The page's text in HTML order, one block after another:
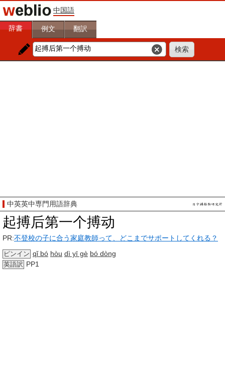
中国語
辞書 例文 翻訳
中英英中専門用語辞典
起搏后第一个搏动
PR:不登校の子に合う家庭教師って、どこまでサポートしてくれる？
ピンイン qǐ bó hòu dì yī gè bó dòng
英語訳 PP1